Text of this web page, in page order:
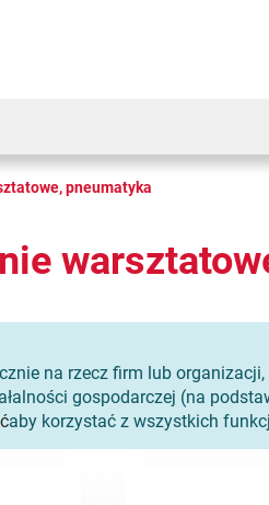
pneumatyka
na rzecz firm lub
gospodarczej (na
aby korzystać z wszystkich